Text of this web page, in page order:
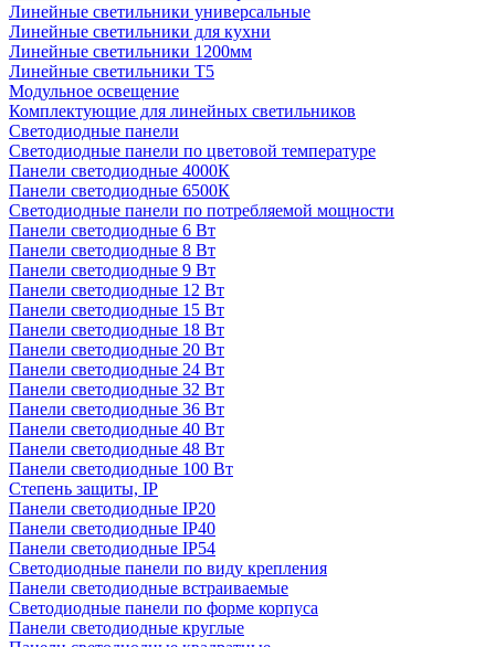
Линейные светильники универсальные
Линейные светильники для кухни
Линейные светильники 1200мм
Линейные светильники Т5
Модульное освещение
Комплектующие для линейных светильников
Светодиодные панели
Светодиодные панели по цветовой температуре
Панели светодиодные 4000К
Панели светодиодные 6500К
Светодиодные панели по потребляемой мощности
Панели светодиодные 6 Вт
Панели светодиодные 8 Вт
Панели светодиодные 9 Вт
Панели светодиодные 12 Вт
Панели светодиодные 15 Вт
Панели светодиодные 18 Вт
Панели светодиодные 20 Вт
Панели светодиодные 24 Вт
Панели светодиодные 32 Вт
Панели светодиодные 36 Вт
Панели светодиодные 40 Вт
Панели светодиодные 48 Вт
Панели светодиодные 100 Вт
Степень защиты, IP
Панели светодиодные IP20
Панели светодиодные IP40
Панели светодиодные IP54
Светодиодные панели по виду крепления
Панели светодиодные встраиваемые
Светодиодные панели по форме корпуса
Панели светодиодные круглые